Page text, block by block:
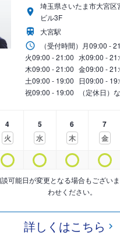
埼玉県さいたま市大宮
ビル3F
大宮駅
（受付時間） 月09:00 -
火09:00 - 21:00 水09:00 -
木09:00 - 21:00 金09:00 -
土09:00 - 19:00 日09:00 -
祝09:00 - 19:00 （定休日）
4
火
5
水
6
木
7
金
可能日が変更となる場合もござい
わせください。
詳しくはこちら